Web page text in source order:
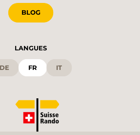
BLOG
LANGUES
DE FR IT